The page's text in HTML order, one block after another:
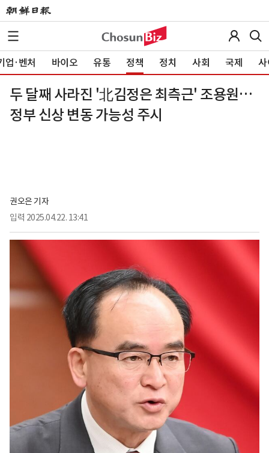
업·벤처 바이오 유통 정책 정치 사회 국제 사
두 달째 사라진 '北김정은 최측근' 조용원…
정부 신상 변동 가능성 주시
권오은 기자
입력 2025.04.22. 13:41